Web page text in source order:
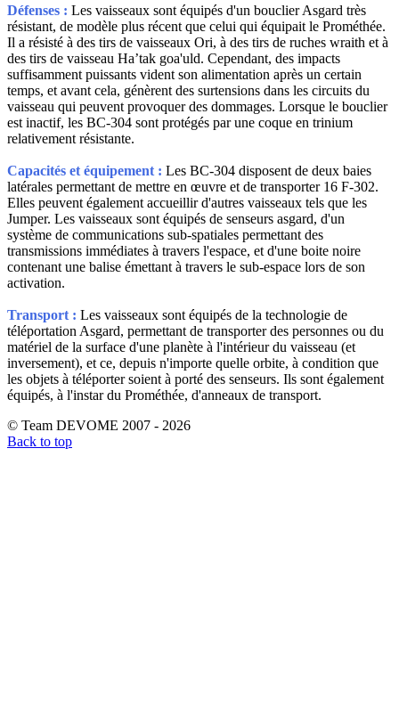
Défenses : Les vaisseaux sont équipés d'un bouclier Asgard très
résistant, de modèle plus récent que celui qui équipait le Prométhée.
Il a résisté à des tirs de vaisseaux Ori, à des tirs de ruches wraith et à
des tirs de vaisseau Ha’tak goa'uld. Cependant, des impacts
suffisamment puissants vident son alimentation après un certain
temps, et avant cela, génèrent des surtensions dans les circuits du
vaisseau qui peuvent provoquer des dommages. Lorsque le bouclier
est inactif, les BC-304 sont protégés par une coque en trinium
relativement résistante.
Capacités et équipement : Les BC-304 disposent de deux baies
latérales permettant de mettre en œuvre et de transporter 16 F-302.
Elles peuvent également accueillir d'autres vaisseaux tels que les
Jumper. Les vaisseaux sont équipés de senseurs asgard, d'un
système de communications sub-spatiales permettant des
transmissions immédiates à travers l'espace, et d'une boite noire
contenant une balise émettant à travers le sub-espace lors de son
activation.
Transport : Les vaisseaux sont équipés de la technologie de
téléportation Asgard, permettant de transporter des personnes ou du
matériel de la surface d'une planète à l'intérieur du vaisseau (et
inversement), et ce, depuis n'importe quelle orbite, à condition que
les objets à téléporter soient à porté des senseurs. Ils sont également
équipés, à l'instar du Prométhée, d'anneaux de transport.
© Team DEVOME 2007 - 2026
Back to top